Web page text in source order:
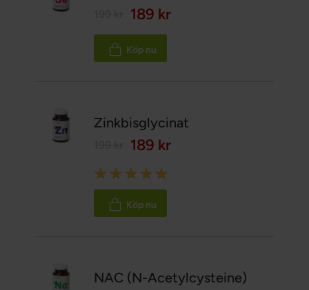
189 kr
Köp nu
Zinkbisglycinat
189 kr
Rating:
100%
Köp nu
NAC (N-Acetylcysteine)